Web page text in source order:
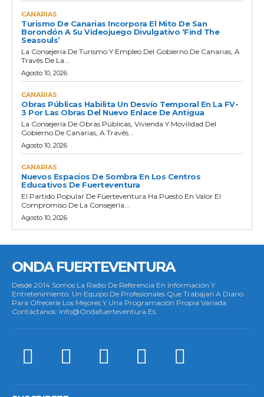
CANARIAS
Turismo De Canarias Incorpora El Mito De San
Borondón A Su Videojuego Divulgativo ‘Find The
Seasouls’
La Consejería De Turismo Y Empleo Del Gobierno De Canarias, A
Través De La...
Agosto 10, 2026
CANARIAS
Obras Públicas Habilita Un Desvío Temporal En La FV-
3 Por Las Obras Del Nuevo Enlace De Antigua
La Consejería De Obras Públicas, Vivienda Y Movilidad Del
Gobierno De Canarias, A Través...
Agosto 10, 2026
CANARIAS
Nuevos Espacios De Sombra En Los Centros
Educativos De Fuerteventura
El Partido Popular De Fuerteventura Ha Puesto En Valor El
Compromiso De La Consejería...
Agosto 10, 2026
ONDA FUERTEVENTURA
Desde 2014 Somos La Radio De Referencia En Información Y
Entretenimiento. Un Equipo De Profesionales Que Trabajan A Diario
Para Ofrecerle Los Mejores Y Una Programación Propia Variada.
Contáctanos: Info@ondafuerteventura.es